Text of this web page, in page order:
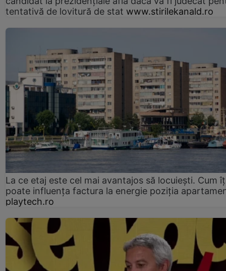
tentativă de lovitură de stat www.stirilekanald.ro
La ce etaj este cel mai avantajos să locuiești. Cum
poate influența factura la energie poziția
playtech.ro